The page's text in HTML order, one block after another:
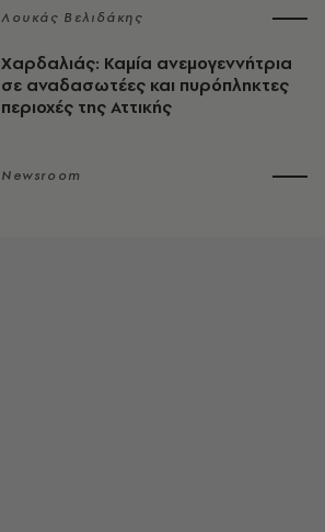
Λουκάς Βελιδάκης
Χαρδαλιάς: Καμία ανεμογεννήτρια
σε αναδασωτέες και πυρόπληκτες
περιοχές της Αττικής
Newsroom